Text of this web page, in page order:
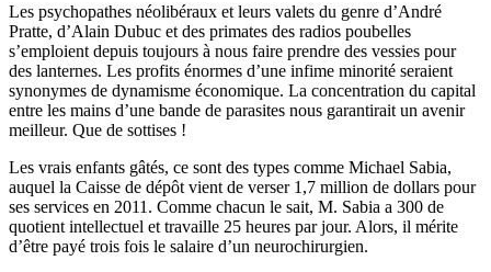
Les psychopathes néolibéraux et leurs valets du genre d’André
Pratte, d’Alain Dubuc et des primates des radios poubelles
s’emploient depuis toujours à nous faire prendre des vessies pour
des lanternes. Les profits énormes d’une infime minorité seraient
synonymes de dynamisme économique. La concentration du capital
entre les mains d’une bande de parasites nous garantirait un avenir
meilleur. Que de sottises !
Les vrais enfants gâtés, ce sont des types comme Michael Sabia,
auquel la Caisse de dépôt vient de verser 1,7 million de dollars pour
ses services en 2011. Comme chacun le sait, M. Sabia a 300 de
quotient intellectuel et travaille 25 heures par jour. Alors, il mérite
d’être payé trois fois le salaire d’un neurochirurgien.